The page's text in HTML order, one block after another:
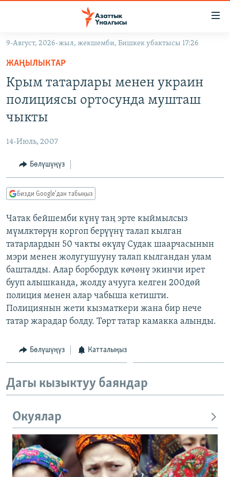
Навигацияга
өтүңүз
Издөөгө
салыңызКЫРГЫЗСТАН
МАДАНИЯТ
ДҮЙНӨ
ТВ ПРОГРАММАЛАР
БҮГҮН АЗАТТЫКТА
ДАНИСТЕ
ЭЖЕ-СИҢДИЛЕР
АЗАТТЫК+
ЫҢГАЙСЫЗ СУРООЛОР
ПОДКАСТ
Русский
ОНЛАЙН ШЕРИНЕ
ЭЕ/АРнун бардык сайттары
9-Август, 2026-жыл, жекшемби, Бишкек убактысы 17:26
ЖАҢЫЛЫКТАР
Крым татарлары менен украин
полициясы ортосунда мушташ
чыкты
14-Июль, 2007
Бөлүшүңүз
Бизди Google'дан табыңыз
Чатак бейшемби күнү таң эрте кыймылсыз
мүмлктөрүн коргоп берүүнү талап кылган
татарлардын 50 чакты өкүлү Судак шаарчасынын
мэри менен жолугушууну талап кылгандан улам
башталды. Алар борбордук көчөнү экинчи ирет
бууп алышканда, жолду ачууга келген 200дөй
полиция менен алар чабыша кетишти.
Полициянын жети кызматкери жана бир нече
татар жарадар болду. Төрт татар камакка алынды.
Бөлүшүңүз Катталыңыз
Дагы кызыктуу баяндар
Окуялар